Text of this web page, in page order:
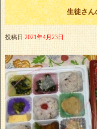
生徒さん
投稿日 2021年4月23日